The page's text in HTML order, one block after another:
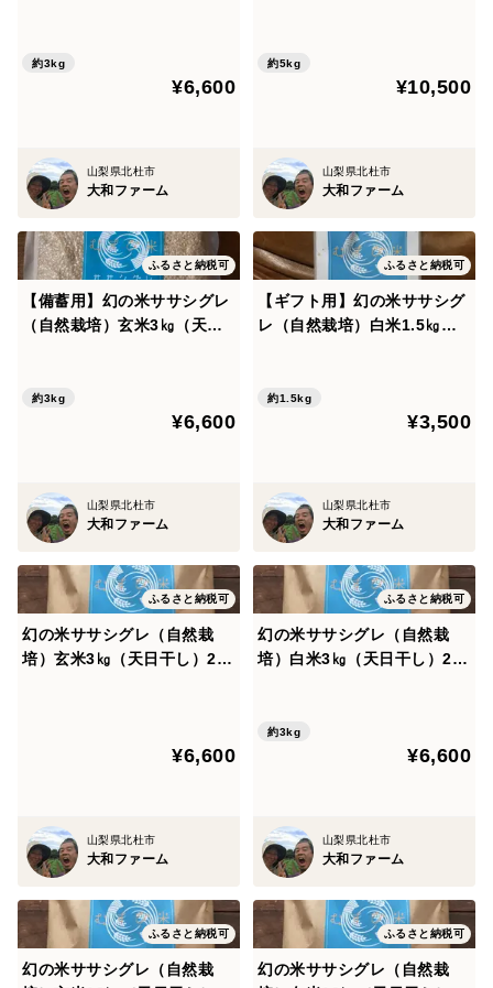
・納豆のすばらしさ
・納豆作りの手順
======================
約3kg
¥6,600
山梨県北杜市
大和ファーム
約5kg
¥10,500
山梨県北杜市
大和ファーム
ふるさと納税可
【備蓄用】幻の米ササシグレ
（自然栽培）玄米3㎏（天日
約3kg
¥6,600
山梨県北杜市
大和ファーム
ふるさと納税可
【ギフト用】幻の米ササシグ
レ（自然栽培）白米1.5㎏
約1.5kg
¥3,500
山梨県北杜市
大和ファーム
ふるさと納税可
幻の米ササシグレ（自然栽
培）玄米3㎏（天日干し）202
¥6,600
山梨県北杜市
大和ファーム
ふるさと納税可
幻の米ササシグレ（自然栽
培）白米3㎏（天日干し）202
約3kg
¥6,600
山梨県北杜市
大和ファーム
ふるさと納税可
幻の米ササシグレ（自然栽
ふるさと納税可
幻の米ササシグレ（自然栽